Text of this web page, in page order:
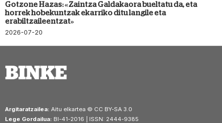
Gotzone Hazas: «Zaintza Galdakaora bueltatu da, eta
horrek hobekuntzak ekarriko ditu langile eta
erabiltzaileentzat»
2026-07-20
Argitaratzailea: Aitu elkartea © CC BY-SA 3.0
Lege Gordailua: BI-41-2016 | ISSN: 2444-9385